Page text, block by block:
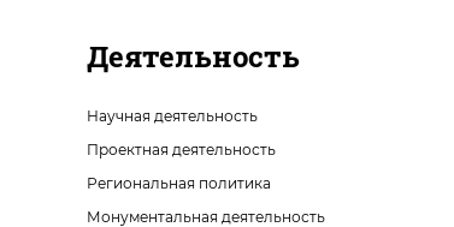
Деятельность
Научная деятельность
Проектная деятельность
Региональная политика
Монументальная деятельность